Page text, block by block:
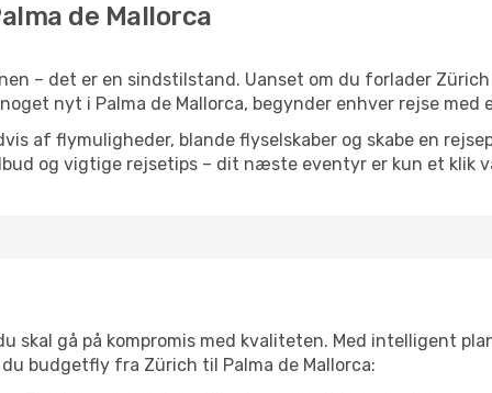
de Mallorca
– det er en sindstilstand. Uanset om du forlader
nyt i Palma de Mallorca, begynder enhver rejse med
af flymuligheder, blande flyselskaber og skabe en
og vigtige rejsetips – dit næste eventyr er kun et klik
skal gå på kompromis med kvaliteten. Med intelligent
budgetfly fra Zürich til Palma de Mallorca: